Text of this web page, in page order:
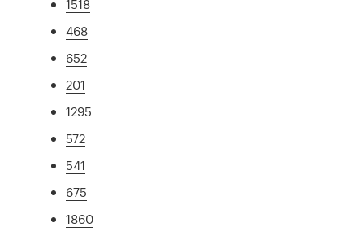
1518
468
652
201
1295
572
541
675
1860